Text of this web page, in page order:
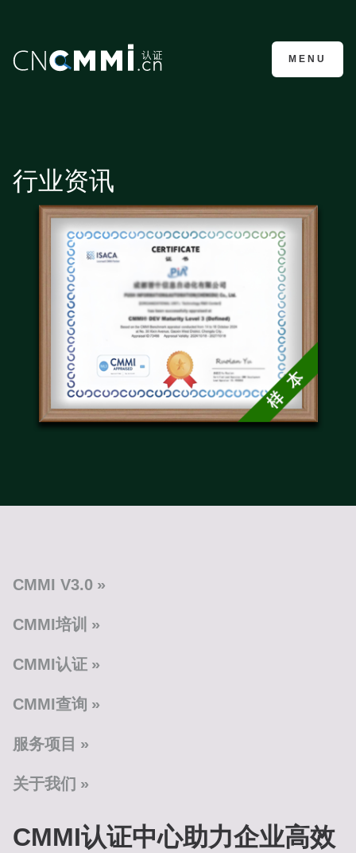
CMMI认证咨询
MENU
行业资讯
CMMI V3.0
CMMI培训
CMMI认证
CMMI查询
服务项目
关于我们
CMMI认证中心助力企业高效